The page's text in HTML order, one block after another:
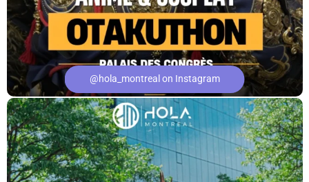
@hola_montreal on Instagram